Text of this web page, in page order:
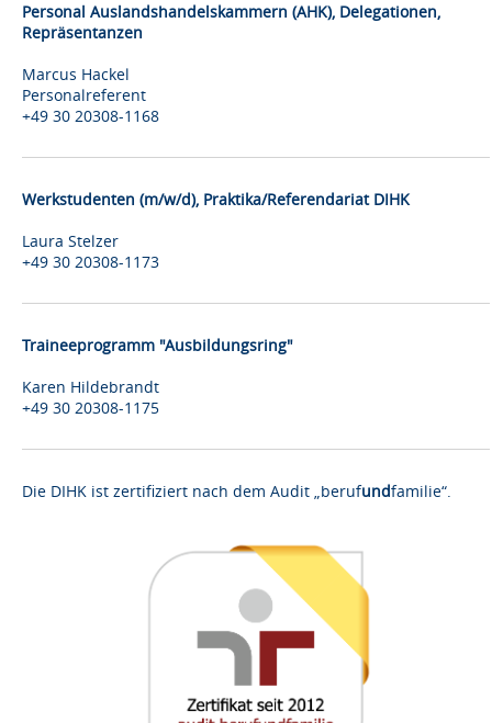
Personal Auslandshandelskammern (AHK), Delegationen,
Repräsentanzen
Marcus Hackel
Personalreferent
+49 30 20308-1168
Werkstudenten (m/w/d), Praktika/Referendariat DIHK
Laura Stelzer
+49 30 20308-1173
Traineeprogramm "Ausbildungsring"
Karen Hildebrandt
+49 30 20308-1175
Die DIHK ist zertifiziert nach dem Audit „berufundfamilie“.